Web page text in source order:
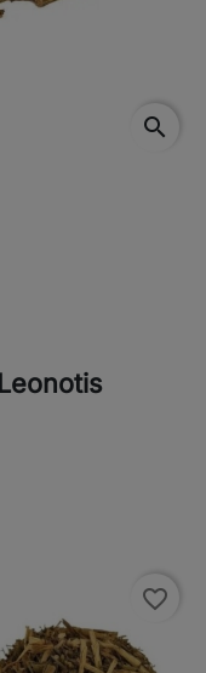
search
favorite_border